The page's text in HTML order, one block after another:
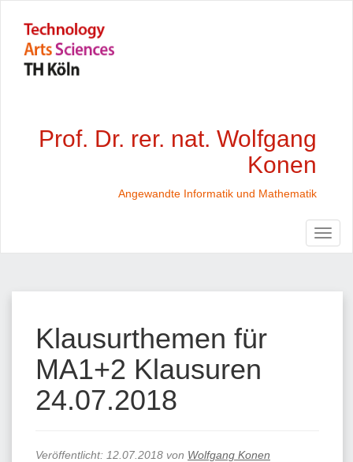
Prof. Dr. rer. nat. Wolfgang
Konen
Angewandte Informatik und Mathematik
Klausurthemen für
MA1+2 Klausuren
24.07.2018
Veröffentlicht: 12.07.2018 von Wolfgang Konen